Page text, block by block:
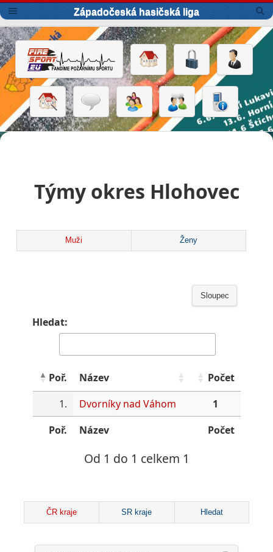
Západočeská hasičská liga
Týmy okres Hlohovec
Muži Ženy
Sloupec
Hledat:
Poř. Název
Počet
1.
Dvorníky nad Váhom
1
Poř.
Název Počet
Od 1 do 1 celkem 1
ČR kraje SR kraje Hledat